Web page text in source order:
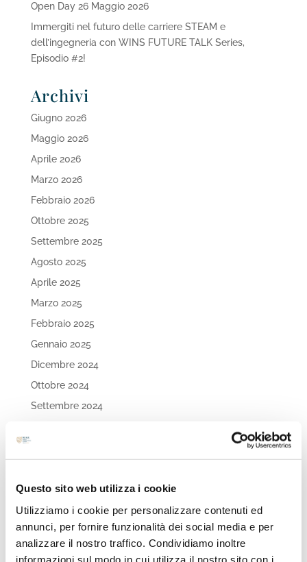
Questo sito web utilizza i cookie
Utilizziamo i cookie per personalizzare contenuti ed
annunci, per fornire funzionalità dei social media e per
analizzare il nostro traffico. Condividiamo inoltre
informazioni sul modo in cui utilizza il nostro sito con i
Open Day 26 Maggio 2026
Immergiti nel futuro delle carriere STEAM e
dell’ingegneria con WINS FUTURE TALK Series,
Episodio #2!
Archivi
Giugno 2026
Maggio 2026
Aprile 2026
Marzo 2026
Febbraio 2026
Ottobre 2025
Settembre 2025
Agosto 2025
Aprile 2025
Marzo 2025
Febbraio 2025
Gennaio 2025
Dicembre 2024
Ottobre 2024
Settembre 2024
Aprile 2024
Marzo 2024
Febbraio 2024
Dicembre 2023